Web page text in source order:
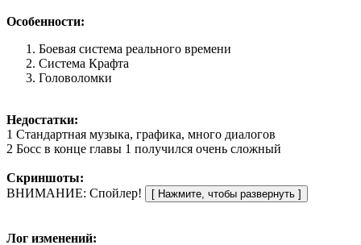
Особенности:
Боевая система реального времени
Система Крафта
Головоломки
Недостатки:
1 Стандартная музыка, графика, много диалогов
2 Босс в конце главы 1 получился очень сложный
Скриншоты:
ВНИМАНИЕ: Спойлер!
Лог изменений: